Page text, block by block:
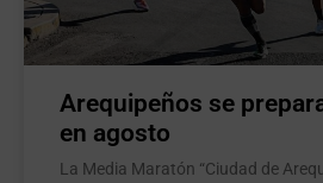
Arequipeños se
en agosto
La Media Maratón “Ciudad de